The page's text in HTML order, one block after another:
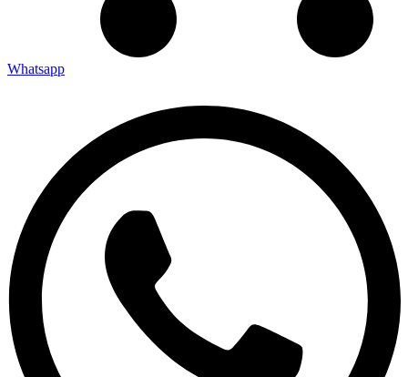
Whatsapp